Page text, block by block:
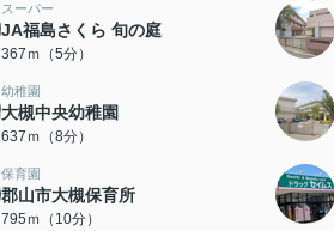
スーパー
JA福島さくら 旬の庭
367ｍ（5分）
幼稚園
大槻中央幼稚園
637ｍ（8分）
保育園
郡山市大槻保育所
795ｍ（10分）